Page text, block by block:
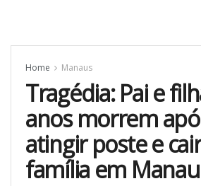
Home Manaus
Tragédia: Pai e
anos morrem
atingir poste e
família em